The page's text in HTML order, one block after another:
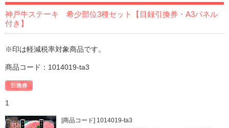
神戸牛ステーキ 希少部位3種セット【目録引換券・A3パネル
付き】
※印は軽減税率対象商品です。
商品コード：1014019-ta3
1
[商品コード] 1014019-ta3